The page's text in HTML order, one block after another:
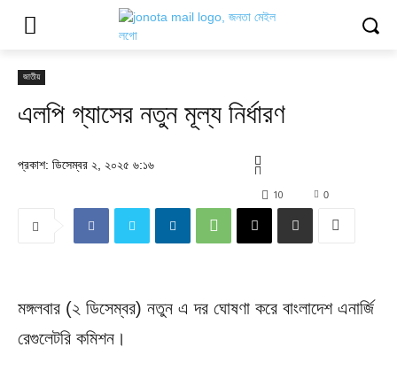
জাতীয়
এলপি গ্যাসের নতুন মূল্য নির্ধারণ
প্রকাশ: ডিসেম্বর ২, ২০২৫ ৬:১৬
0
10
মঙ্গলবার (২ ডিসেম্বর) নতুন এ দর ঘোষণা করে বাংলাদেশ এনার্জি
রেগুলেটরি কমিশন।